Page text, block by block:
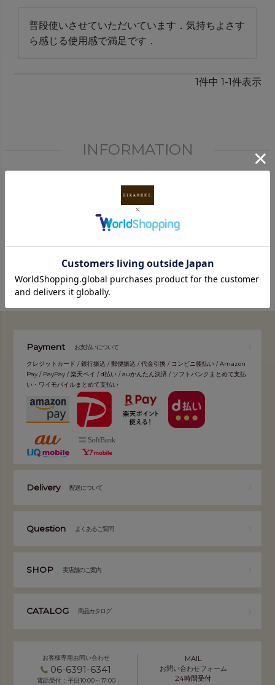
普段使いさせていただいています．気持ちよさす
1件中 1 -1件表示
INFORMATION
FOLLOW
Payment お支払いについて
クレジットカード / 銀行振込 / 郵便振込 / 代金引換 / コンビニ後払い / Amazon
Pay / PayPay / 楽天ペイ / d払い / auかんたん決済 / ソフトバンクまとめて支払
い・ワイモバイルまとめて支払い
Delivery 配送について
Question よくあるご質問
SHOP 実店舗のご案内
CATALOG 商品カタログ
お客様専用お問い合わせ
06-6391-6341
電話受付：平日10:00～17:00
MAIL
お問い合わせフォーム
24時間受付